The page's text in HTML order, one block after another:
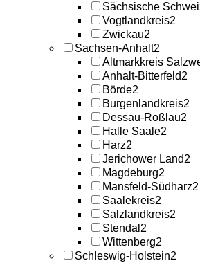
Sächsische
Vogtlandkreis2
Zwickau2
Sachsen-Anhalt2
Altmarkkreis
Anhalt-Bitterfeld2
Börde2
Burgenlandkreis2
Dessau-Roßlau2
Halle Saale2
Harz2
Jerichower Land2
Magdeburg2
Mansfeld-Südharz2
Saalekreis2
Salzlandkreis2
Stendal 2
Wittenberg2
Schleswig-Holstein2